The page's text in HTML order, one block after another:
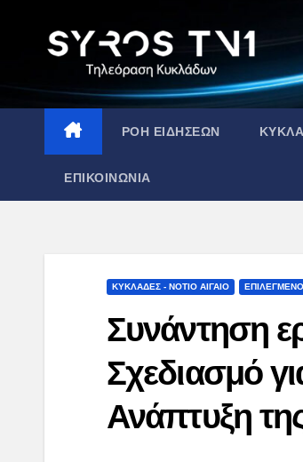
ΡΟΗ ΕΙΔΗΣΕΩΝ
ΕΠΙΚΟΙΝΩΝΙΑ
ΚΥΚΛΑΔΕΣ - ΝΟΤΙΟ ΑΙΓΑΙΟ ΕΠΙΛΕΓΜΕΝΟ
Συνάντηση
Σχεδιασμό
Ανάπτυξη